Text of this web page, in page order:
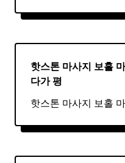
핫스톤 마사지 보홀
다가 평
핫스톤 마사지 보홀